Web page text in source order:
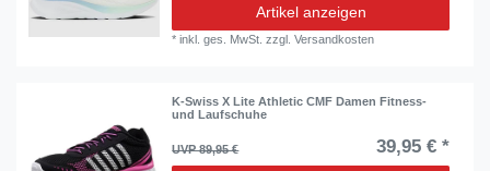
Artikel anzeigen
*inkl. ges. MwSt. zzgl.Versandkosten
K-Swiss X Lite Athletic CMF Damen Fitness-
und Laufschuhe
UVP 89,95 € 39,95 € *